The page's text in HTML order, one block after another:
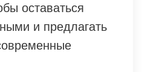
оставаться
и предлагать